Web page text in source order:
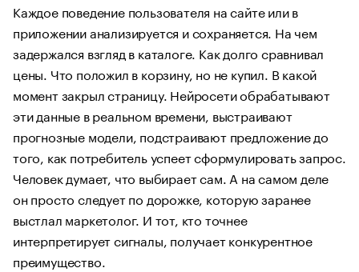
Каждое поведение пользователя на сайте или в
приложении анализируется и сохраняется. На чем
задержался взгляд в каталоге. Как долго сравнивал
цены. Что положил в корзину, но не купил. В какой
момент закрыл страницу. Нейросети обрабатывают
эти данные в реальном времени, выстраивают
прогнозные модели, подстраивают предложение до
того, как потребитель успеет сформулировать запрос.
Человек думает, что выбирает сам. А на самом деле
он просто следует по дорожке, которую заранее
выстлал маркетолог. И тот, кто точнее
интерпретирует сигналы, получает конкурентное
преимущество.